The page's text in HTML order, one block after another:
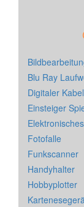
Blu Ray
Digitaler
Einsteiger
Fotofalle
Funkscanner
Handyhalter
Hobbyplotter